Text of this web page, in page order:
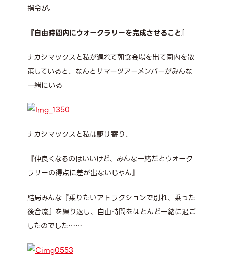
指令が。
『自由時間内にウォークラリーを完成させること』
ナカシマックスと私が遅れて朝食会場を出て園内を散
策していると、なんとサマーツアーメンバーがみんな
一緒にいる
ナカシマックスと私は駆け寄り、
『仲良くなるのはいいけど、みんな一緒だとウォーク
ラリーの得点に差が出ないじゃん』
結局みんな『乗りたいアトラクションで別れ、乗った
後合流』を繰り返し、自由時間をほとんど一緒に過ご
したのでした……